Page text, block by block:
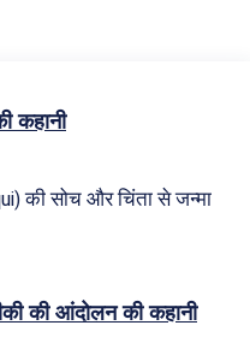
कहानी
की सोच और चिंता से जन्मा
की आंदोलन की कहानी